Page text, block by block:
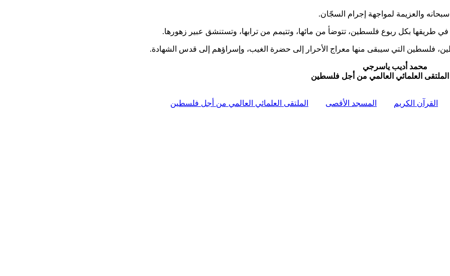
والعزيمة لمواجهة إجرام السجّان.
بكل ربوع فلسطين، تتوضأ من مائها، وتتيمم من ترابها، وتستنشق عبير زهورها.
فلسطين التي سيبقى منها معراج الأحرار إلى حضرة الغيب، وإسراؤهم إلى قدس الشهادة.
محمد أديب ياسرجي
العلمائي العالمي من أجل فلسطين
القرآن الكريم المسجد الأقصى
الملتقى العلمائي العالمي من أجل فلسطين